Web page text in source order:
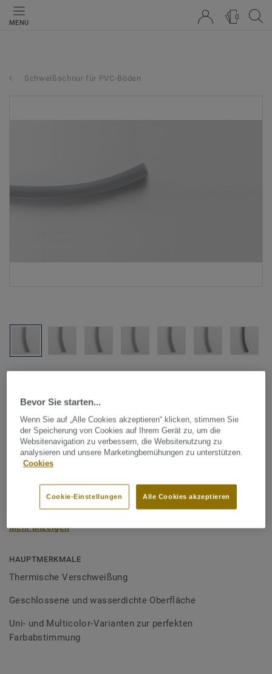
MENU
0
Schweißschnur für PVC-Böden
Tarkett Zubehör Komplettsortiment
Schweißschnur für PVC-Böden
- Unicoloured GREY 0383
zweier PVC-Bahnen verwendet und sorgen für eine
wasserdichte und geschlossene Oberfläche, Grundlage für
Schweißschnüre sind erhältlich in den Varianten Uni und
Bodenbelagssortiment abgestimmt. Durch die Verwendung
von Kontrastfarben lassen sich auch besondere
Mehr anzeigen
HAUPTMERKMALE
Thermische Verschweißung
Geschlossene und wasserdichte Oberfläche
Uni- und Multicolor-Varianten zur perfekten
Farbabstimmung
Bevor Sie starten...
Wenn Sie auf „Alle Cookies akzeptieren“ klicken, stimmen Sie
der Speicherung von Cookies auf Ihrem Gerät zu, um die
Websitenavigation zu verbessern, die Websitenutzung zu
analysieren und unsere Marketingbemühungen zu unterstützen.
Cookies
Alle Cookies akzeptieren
Cookie-Einstellungen